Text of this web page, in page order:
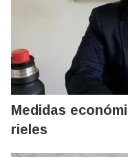
Medidas
rieles